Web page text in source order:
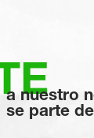
a nuestro
se parte